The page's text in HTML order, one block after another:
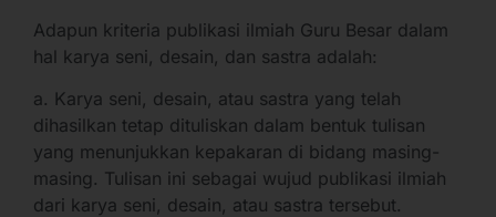
Adapun kriteria publikasi ilmiah Guru Besar dalam
hal karya seni, desain, dan sastra adalah:
a. Karya seni, desain, atau sastra yang telah
dihasilkan tetap dituliskan dalam bentuk tulisan
yang menunjukkan kepakaran di bidang masing-
masing. Tulisan ini sebagai wujud publikasi ilmiah
dari karya seni, desain, atau sastra tersebut.